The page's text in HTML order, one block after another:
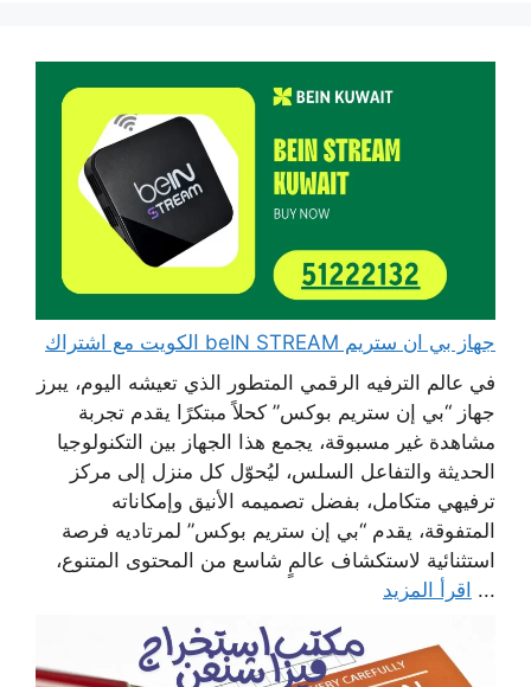
جهاز بي ان ستريم beIN STREAM الكويت مع اشتراك
في عالم الترفيه الرقمي المتطور الذي تعيشه اليوم، يبرز
جهاز “بي إن ستريم بوكس” كحلاً مبتكرًا يقدم تجربة
مشاهدة غير مسبوقة، يجمع هذا الجهاز بين التكنولوجيا
الحديثة والتفاعل السلس، ليُحوّل كل منزل إلى مركز
ترفيهي متكامل، بفضل تصميمه الأنيق وإمكاناته
المتفوقة، يقدم “بي إن ستريم بوكس” لمرتاديه فرصة
استثنائية لاستكشاف عالمٍ شاسع من المحتوى المتنوع،
... اقرأ المزيد